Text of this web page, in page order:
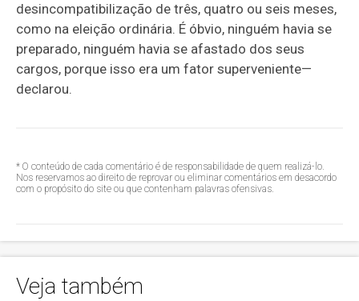
desincompatibilização de três, quatro ou seis meses,
como na eleição ordinária. É óbvio, ninguém havia se
preparado, ninguém havia se afastado dos seus
cargos, porque isso era um fator superveniente—
declarou.
* O conteúdo de cada comentário é de responsabilidade de quem realizá-lo.
Nos reservamos ao direito de reprovar ou eliminar comentários em desacordo
com o propósito do site ou que contenham palavras ofensivas.
Veja também